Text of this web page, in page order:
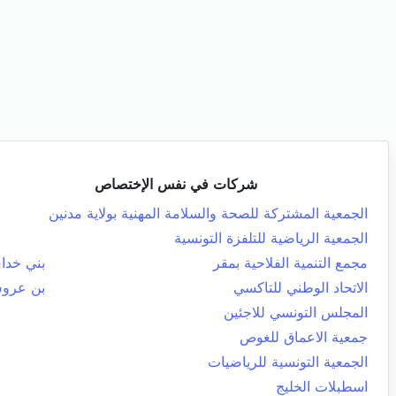
شركات في نفس الإختصاص
الجمعية المشتركة للصحة والسلامة المهنية بولاية مدنين
الجمعية الرياضية للتلفزة التونسية
مجمع التنمية الفلاحية بمقر
بني
الاتحاد الوطني للتاكسي
بن
المجلس التونسي للاجئين
جمعية الاعماق للغوص
الجمعية التونسية للرياضيات
اسطبلات الخليج